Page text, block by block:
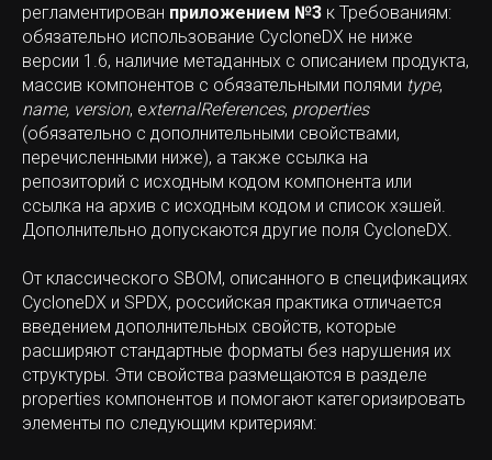
регламентирован приложением №3 к Требованиям:
обязательно использование CycloneDX не ниже
версии 1.6, наличие метаданных с описанием продукта,
массив компонентов с обязательными полями type,
name, version, externalReferences, properties
(обязательно с дополнительными свойствами,
перечисленными ниже), а также ссылка на
репозиторий с исходным кодом компонента или
ссылка на архив с исходным кодом и список хэшей.
Дополнительно допускаются другие поля CycloneDX.
От классического SBOM, описанного в спецификациях
CycloneDX и SPDX, российская практика отличается
введением дополнительных свойств, которые
расширяют стандартные форматы без нарушения их
структуры. Эти свойства размещаются в разделе
properties компонентов и помогают категоризировать
элементы по следующим критериям: